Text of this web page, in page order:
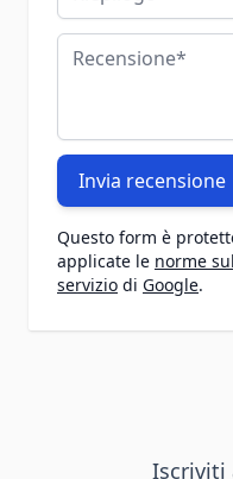
Recensione
Invia recensione
Questo form è
applicate le norme
servizio di Google.
Iscriviti